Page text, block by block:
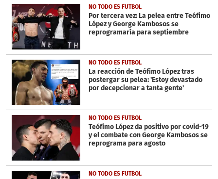
24
seconds
NO TODO ES FUTBOL
Por tercera vez: La pelea entre Teófimo
López y George Kambosos se
reprogramaría para septiembre
NO TODO ES FUTBOL
La reacción de Teófimo López tras
postergar su pelea: 'Estoy devastado
por decepcionar a tanta gente'
NO TODO ES FUTBOL
Teófimo López da positivo por covid-19
y el combate con George Kambosos se
reprograma para agosto
NO TODO ES FUTBOL